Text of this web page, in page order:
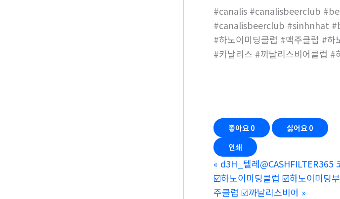
#canalis #canalisbeerclub
#canalisbeerclub #sinhnhat
#하노이미딩클럽 #맥주클럽 #하
#카날리스 #까날리스비어클럽 #
좋아요0 싫어요0
인쇄
« d3H_텔레@CASHFILTER365
☑️하노이미딩클럽 ☑️하노이미
주클럽 ☑️까날리스비어 »